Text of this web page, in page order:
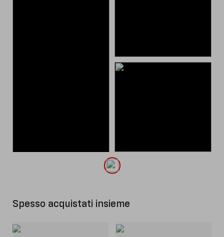
Spesso acquistati insieme